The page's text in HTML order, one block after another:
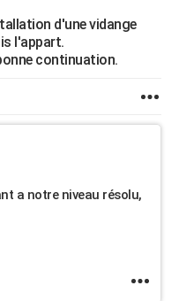
d'une vidange
l'appart.
continuation.
a notre niveau résolu,